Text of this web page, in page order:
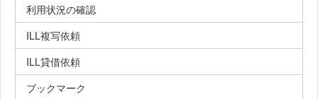
利用状況の確認
ILL複写依頼
ILL貸借依頼
ブックマーク